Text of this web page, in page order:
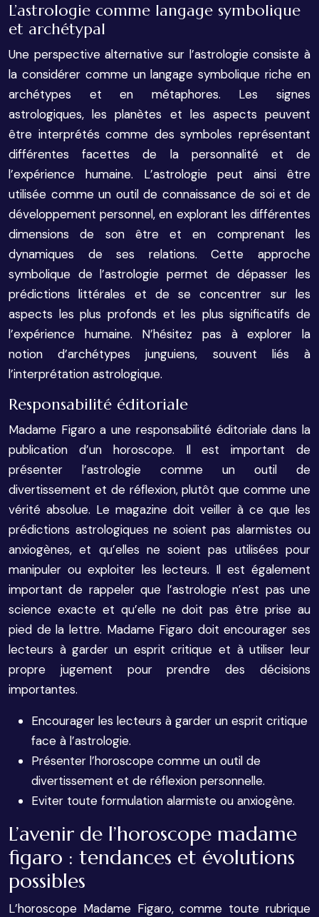
L’astrologie comme langage symbolique
et archétypal
Une perspective alternative sur l’astrologie consiste à
la considérer comme un langage symbolique riche en
archétypes et en métaphores. Les signes
astrologiques, les planètes et les aspects peuvent
être interprétés comme des symboles représentant
différentes facettes de la personnalité et de
l’expérience humaine. L’astrologie peut ainsi être
utilisée comme un outil de connaissance de soi et de
développement personnel, en explorant les différentes
dimensions de son être et en comprenant les
dynamiques de ses relations. Cette approche
symbolique de l’astrologie permet de dépasser les
prédictions littérales et de se concentrer sur les
aspects les plus profonds et les plus significatifs de
l’expérience humaine. N’hésitez pas à explorer la
notion d’archétypes junguiens, souvent liés à
l’interprétation astrologique.
Responsabilité éditoriale
Madame Figaro a une responsabilité éditoriale dans la
publication d’un horoscope. Il est important de
présenter l’astrologie comme un outil de
divertissement et de réflexion, plutôt que comme une
vérité absolue. Le magazine doit veiller à ce que les
prédictions astrologiques ne soient pas alarmistes ou
anxiogènes, et qu’elles ne soient pas utilisées pour
manipuler ou exploiter les lecteurs. Il est également
important de rappeler que l’astrologie n’est pas une
science exacte et qu’elle ne doit pas être prise au
pied de la lettre. Madame Figaro doit encourager ses
lecteurs à garder un esprit critique et à utiliser leur
propre jugement pour prendre des décisions
importantes.
Encourager les lecteurs à garder un esprit critique
face à l’astrologie.
Présenter l’horoscope comme un outil de
divertissement et de réflexion personnelle.
Eviter toute formulation alarmiste ou anxiogène.
L’avenir de l’horoscope madame
figaro : tendances et évolutions
possibles
L’horoscope Madame Figaro, comme toute rubrique